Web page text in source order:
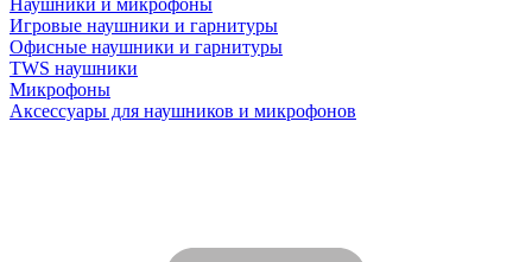
Наушники и микрофоны
Игровые наушники и гарнитуры
Офисные наушники и гарнитуры
TWS наушники
Микрофоны
Аксессуары для наушников и микрофонов